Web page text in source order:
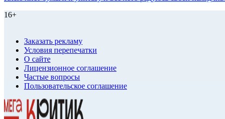
16+
Заказать рекламу
Условия перепечатки
О сайте
Лицензионное соглашение
Частые вопросы
Пользовательское соглашение